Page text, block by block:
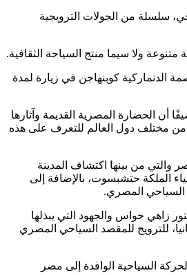
سلسلة من الجولات الترويجية
ولا سيما منتج السياحة الثقافية.
خلال الفترة من ١٠ وحتى ١٣ سبتمبر الجاري، ثم سيتوجه إلى العاصمة الدنماركية كوبنهاجن في زيارة لمدة
أن الحضارة المصرية القديمة وآثارها
من مختلف دول العالم للتعرف على هذه
من بينها اكتشاف المدينة
الهول واكتشاف مومياء الملكة حتشبسوت، بالإضافة إلى
السياحي المصري.
زاهي حواس والجهود التي يبذلها
بالتنسيق مع وزارة الخارجية، مشيرًا إلى قيام الهيئة بتنظيم محاضرتين للدكتور زاهي حواس في شهر يوليو ٢٠٢٢ بدولة ألمانيا، للترويج للمقصد السياحي المصري
السياحية الوافدة إلى مصر